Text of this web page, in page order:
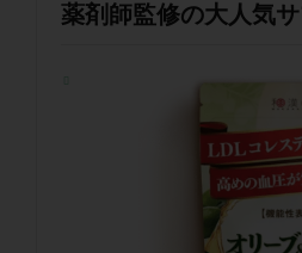
薬剤師監修の大人気サ